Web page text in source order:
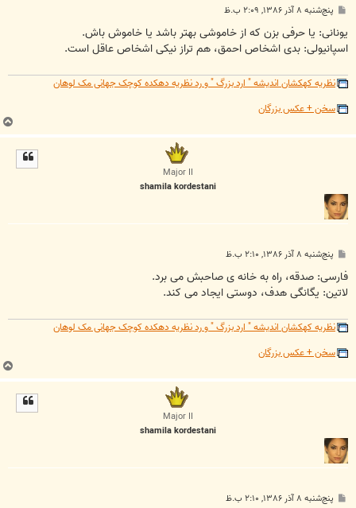
پ
ت
پنج‌شنبه ۸ آذر ۱۳۸۶, ۲:۰۹ ب.ظ
یونانی: یا حرفی بزن که از خاموشی بهتر باشد یا خاموش باش.
اسپانیولی: بدی اشخاص احمق، هم تراز نیکی اشخاص عاقل است.
نظریه کهکشان اندیشه " ارد بزرگ " و رد نظریه دهکده کوچک جهانی مک لوهان
سخن + عکس بزرگان
ب
ا
Major II
shamila kordestani
پ
ت
پنج‌شنبه ۸ آذر ۱۳۸۶, ۲:۱۰ ب.ظ
فارسی: صدقه، راه به خانه ی صاحبش می برد.
لاتین: یگانگی هدف، دوستی ایجاد می کند.
نظریه کهکشان اندیشه " ارد بزرگ " و رد نظریه دهکده کوچک جهانی مک لوهان
سخن + عکس بزرگان
ب
ا
Major II
shamila kordestani
پ پنج‌شنبه ۸ آذر ۱۳۸۶, ۲:۱۰ ب.ظ